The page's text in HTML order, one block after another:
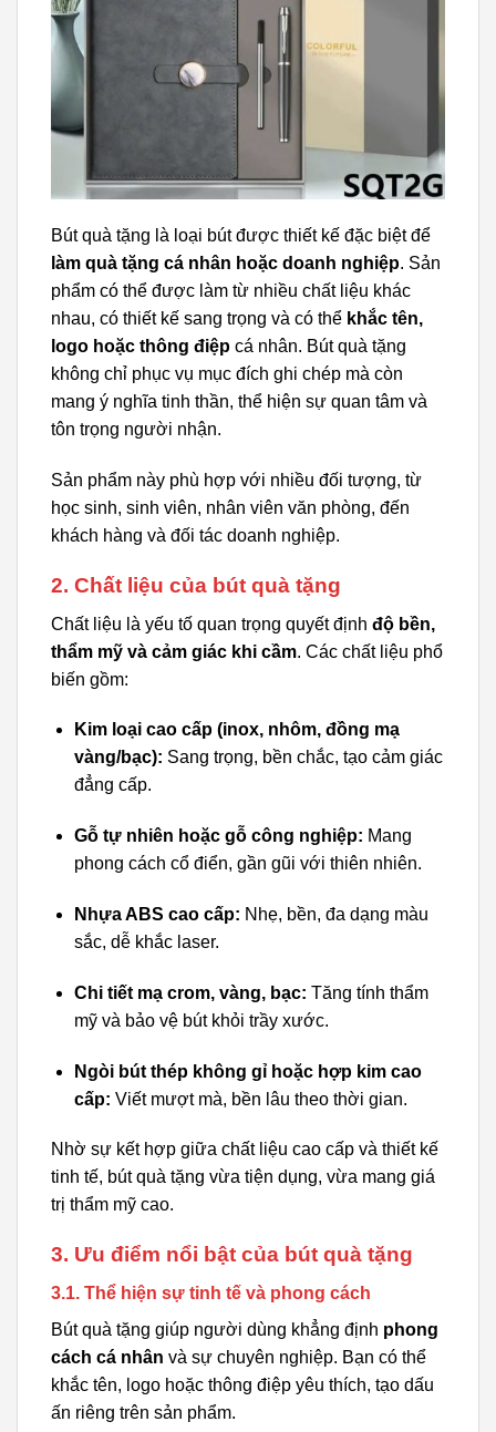
Bút quà tặng là loại bút được thiết kế đặc biệt để
làm quà tặng cá nhân hoặc doanh nghiệp. Sản
phẩm có thể được làm từ nhiều chất liệu khác
nhau, có thiết kế sang trọng và có thể khắc tên,
logo hoặc thông điệp cá nhân. Bút quà tặng
không chỉ phục vụ mục đích ghi chép mà còn
mang ý nghĩa tinh thần, thể hiện sự quan tâm và
tôn trọng người nhận.
Sản phẩm này phù hợp với nhiều đối tượng, từ
học sinh, sinh viên, nhân viên văn phòng, đến
khách hàng và đối tác doanh nghiệp.
2. Chất liệu của bút quà tặng
Chất liệu là yếu tố quan trọng quyết định độ bền,
thẩm mỹ và cảm giác khi cầm. Các chất liệu phổ
biến gồm:
Kim loại cao cấp (inox, nhôm, đồng mạ
vàng/bạc): Sang trọng, bền chắc, tạo cảm giác
đẳng cấp.
Gỗ tự nhiên hoặc gỗ công nghiệp: Mang
phong cách cổ điển, gần gũi với thiên nhiên.
Nhựa ABS cao cấp: Nhẹ, bền, đa dạng màu
sắc, dễ khắc laser.
Chi tiết mạ crom, vàng, bạc: Tăng tính thẩm
mỹ và bảo vệ bút khỏi trầy xước.
Ngòi bút thép không gỉ hoặc hợp kim cao
cấp: Viết mượt mà, bền lâu theo thời gian.
Nhờ sự kết hợp giữa chất liệu cao cấp và thiết kế
tinh tế, bút quà tặng vừa tiện dụng, vừa mang giá
trị thẩm mỹ cao.
3. Ưu điểm nổi bật của bút quà tặng
3.1. Thể hiện sự tinh tế và phong cách
Bút quà tặng giúp người dùng khẳng định phong
cách cá nhân và sự chuyên nghiệp. Bạn có thể
khắc tên, logo hoặc thông điệp yêu thích, tạo dấu
ấn riêng trên sản phẩm.